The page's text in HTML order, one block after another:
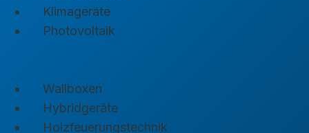
Klimageräte
Photovoltaik
Wallboxen
Hybridgeräte
Holzfeuerungstechnik